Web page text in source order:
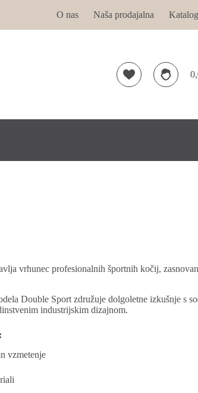
O nas Naša prodajalna
vrhunec profesionalnih športnih kočij,
Double Sport združuje dolgoletne izkušnje s
industrijskim dizajnom.
vzmetenje